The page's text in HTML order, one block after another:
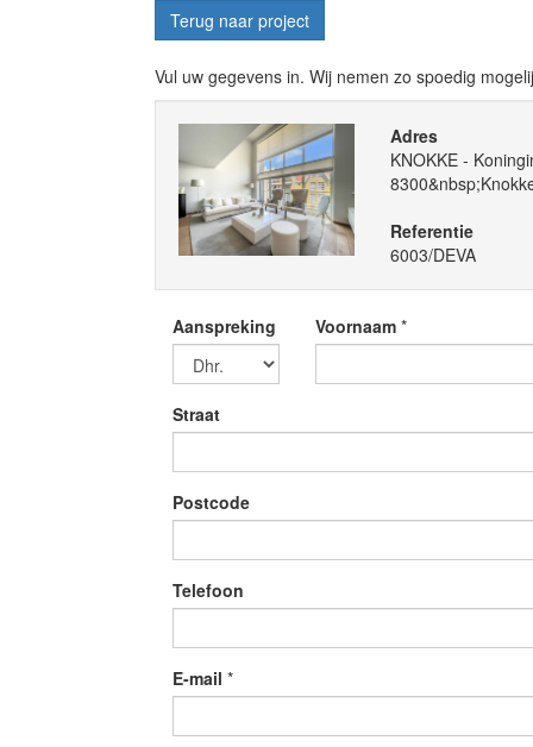
Terug naar project
Vul uw gegevens in. Wij nemen zo spoedig
Adres
KNOKKE -
Referentie
6003/DEVA
Aanspreking Voornaam *
Straat
Postcode
Telefoon
E-mail *